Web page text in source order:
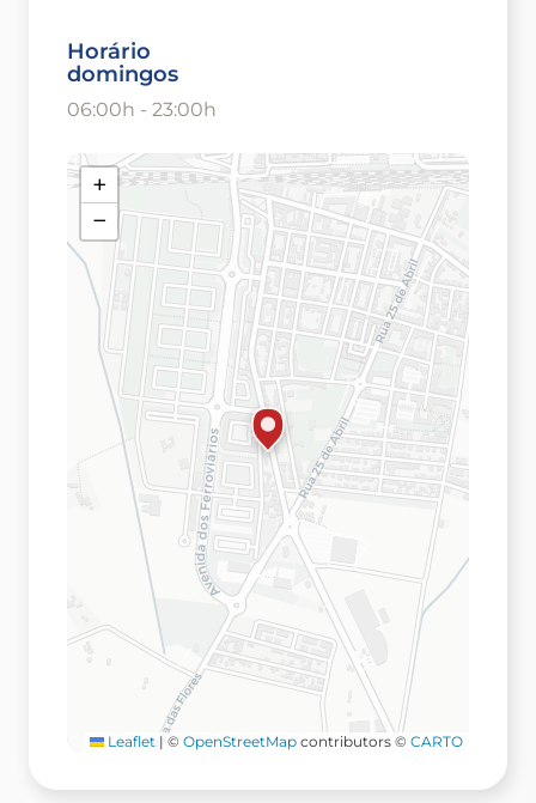
Horário
domingos
06:00h - 23:00h
+
−
Leaflet | © OpenStreetMap contributors © CARTO